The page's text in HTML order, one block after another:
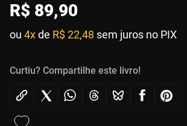
R$ 89,90
ou 4xde R$ 22,48 sem juros no PIX
Curtiu? Compartilhe este livro!